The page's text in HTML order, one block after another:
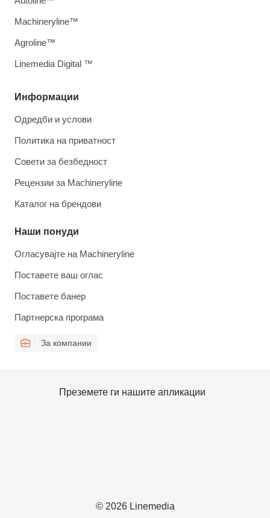
Информации
Одредби и услови
Политика на приватност
Совети за безбедност
Рецензии за Machineryline
Каталог на брендови
Наши понуди
Огласувајте на Machineryline
Поставете ваш оглас
Поставете банер
Партнерска програма
За компании
Machineryline™
Agroline™
Linemedia Digital ™
© 2026 Linemedia
Преземете ги нашите апликации